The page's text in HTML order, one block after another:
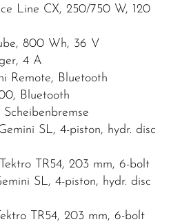
Line CX, 250/750 W, 120
800 Wh, 36 V
4 A
Remote, Bluetooth
Bluetooth
SL, 4-piston, hydr. disc
TR54, 203 mm, 6-bolt
SL, 4-piston, hydr. disc
TR54, 203 mm, 6-bolt